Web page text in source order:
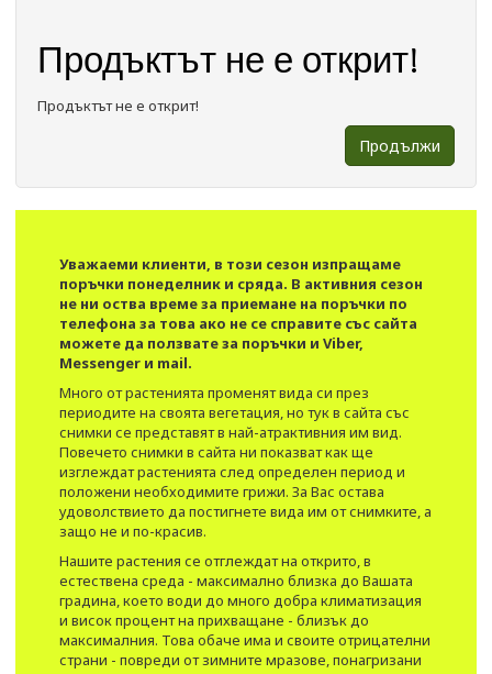
Продъктът не е открит!
Продъктът не е открит!
Продължи
Уважаеми клиенти, в този сезон изпращаме
поръчки понеделник и сряда. В активния сезон
не ни оства време за приемане на поръчки по
телефона за това ако не се справите със сайта
можете да ползвате за поръчки и Viber,
Messenger и mail.
Много от растенията променят вида си през
периодите на своята вегетация, но тук в сайта със
снимки се представят в най-атрактивния им вид.​
Повечето снимки в сайта ни показват как ще
изглеждат растенията след определен период и
положени необходимите грижи. За Вас остава
удоволствието да постигнете вида им от снимките, а
защо не и по-красив.
Нашите растения се отглеждат на открито, в
естествена среда - максимално близка до Вашата
градина, което води до много добра климатизация
и висок процент на прихващане - близък до
максималния. Това обаче има и своите отрицателни
страни - повреди от зимните мразове, понагризани